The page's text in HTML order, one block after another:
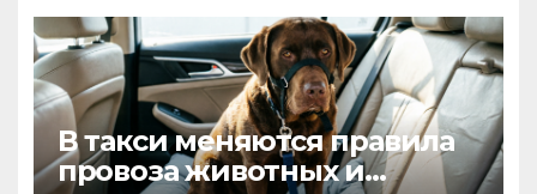
В такси меняются правила
провоза животных и